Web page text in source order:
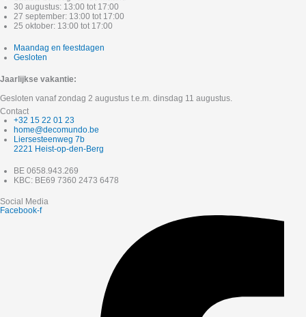
30 augustus: 13:00 tot 17:00
27 september: 13:00 tot 17:00
25 oktober: 13:00 tot 17:00
Maandag en feestdagen
Gesloten
Jaarlijkse vakantie:
Gesloten vanaf zondag 2 augustus t.e.m. dinsdag 11 augustus.
Contact
+32 15 22 01 23
home@decomundo.be
Liersesteenweg 7b
2221 Heist-op-den-Berg
BE 0658.943.269
KBC: BE69 7360 2473 6478
Social Media
Facebook-f